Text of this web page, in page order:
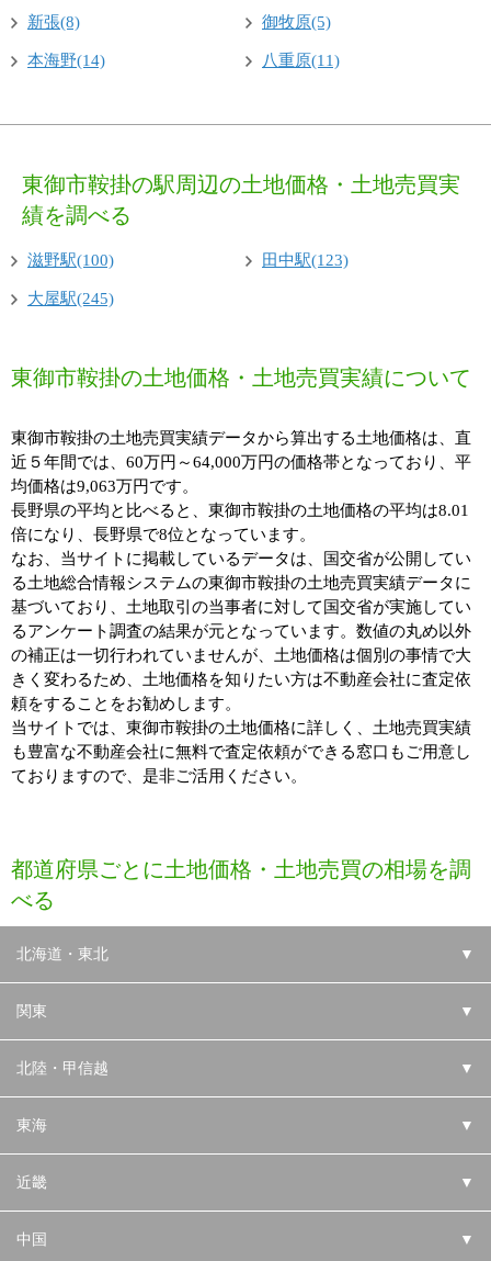
新張(8) 御牧原(5)
本海野(14) 八重原(11)
東御市鞍掛の駅周辺の土地価格・土地売買実
績を調べる
滋野駅(100) 田中駅(123)
大屋駅(245)
東御市鞍掛の土地価格・土地売買実績について
東御市鞍掛の土地売買実績データから算出する土地価格は、直
近５年間では、60万円～64,000万円の価格帯となっており、平
均価格は9,063万円です。
長野県の平均と比べると、東御市鞍掛の土地価格の平均は8.01
倍になり、長野県で8位となっています。
なお、当サイトに掲載しているデータは、国交省が公開してい
る土地総合情報システムの東御市鞍掛の土地売買実績データに
基づいており、土地取引の当事者に対して国交省が実施してい
るアンケート調査の結果が元となっています。数値の丸め以外
の補正は一切行われていませんが、土地価格は個別の事情で大
きく変わるため、土地価格を知りたい方は不動産会社に査定依
頼をすることをお勧めします。
当サイトでは、東御市鞍掛の土地価格に詳しく、土地売買実績
も豊富な不動産会社に無料で査定依頼ができる窓口もご用意し
ておりますので、是非ご活用ください。
都道府県ごとに土地価格・土地売買の相場を調
べる
北海道・東北 ▼
関東 ▼
北陸・甲信越 ▼
東海 ▼
近畿 ▼
中国 ▼